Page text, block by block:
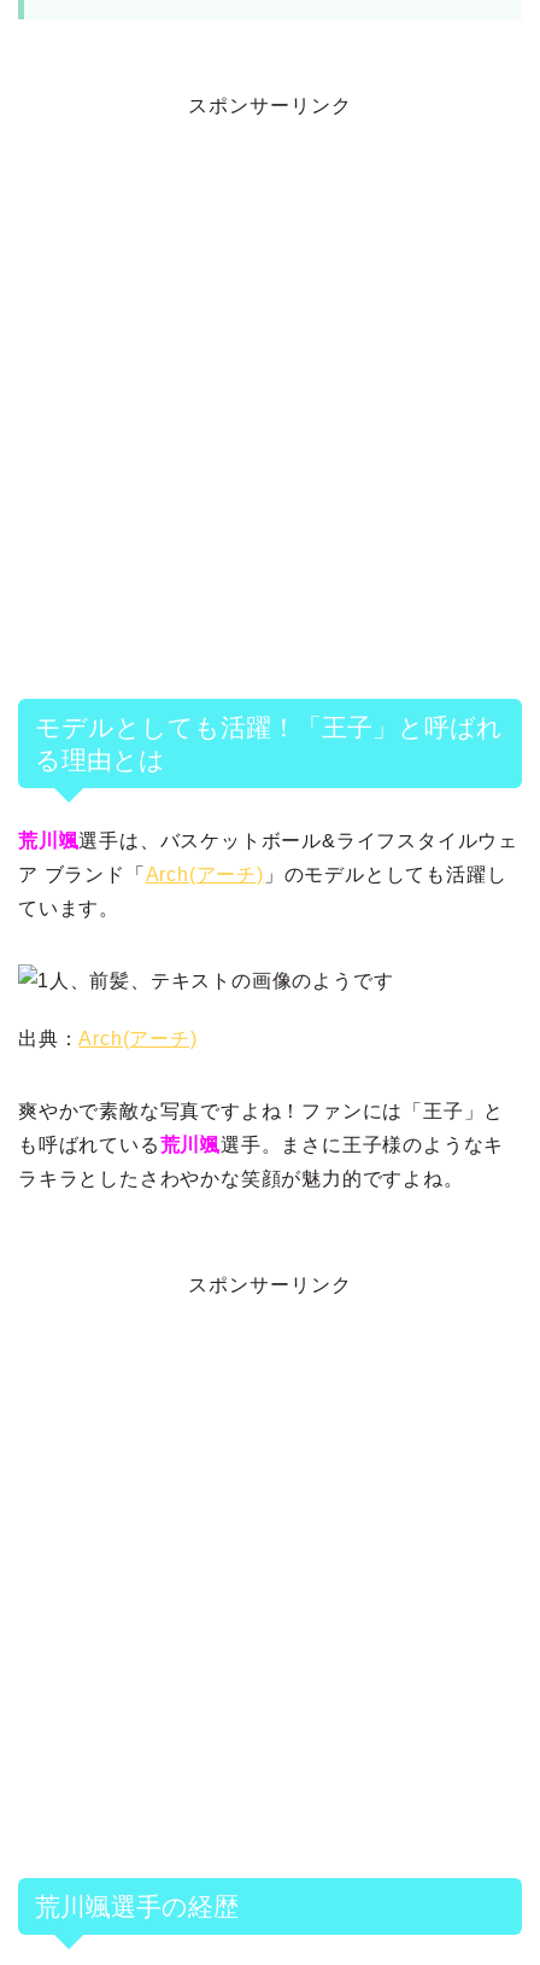
スポンサーリンク
モデルとしても活躍！「王子」と呼ばれ
る理由とは
荒川颯選手は、バスケットボール&ライフスタイルウェ
ア ブランド「 Arch(アーチ) 」のモデルとしても活躍し
ています。
出典：Arch(アーチ)
爽やかで素敵な写真ですよね！ファンには「王子」と
も呼ばれている荒川颯選手。まさに王子様のようなキ
ラキラとしたさわやかな笑顔が魅力的ですよね。
スポンサーリンク
荒川颯選手の経歴